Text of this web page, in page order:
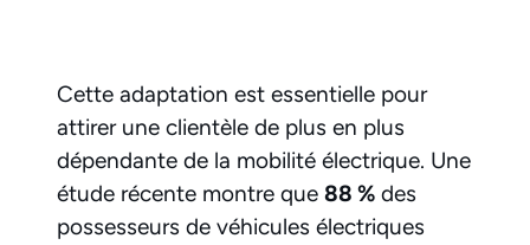
Cette adaptation est essentielle pour
attirer une clientèle de plus en plus
dépendante de la mobilité électrique. Une
étude récente montre que 88 % des
possesseurs de véhicules électriques